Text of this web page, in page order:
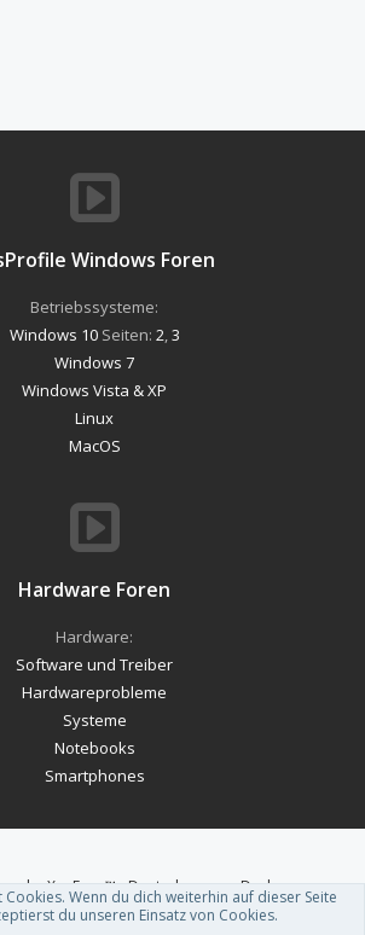
Windows Foren
Betriebssysteme:
Windows 10Seiten: 2 3
Windows 7
Windows Vista & XP
Linux
MacOS
Hardware Foren
Hardware:
Software und Treiber
Hardwareprobleme
Systeme
Notebooks
Smartphones
by XenForo™-Deutsch von xenDach
designed byThemeHouse .
Cookies. Wenn du dich weiterhin auf dieser Seite
du unseren Einsatz von Cookies.